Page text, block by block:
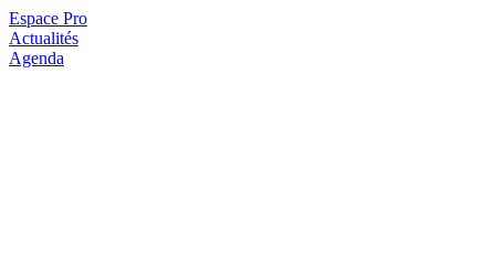
Espace Pro
Actualités
Agenda